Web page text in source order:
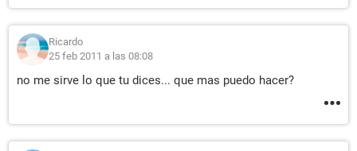
Ricardo
25 feb 2011 a las 08:08
no me sirve lo que tu dices... que mas puedo hacer?